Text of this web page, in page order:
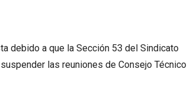
debido a que la Sección 53 del Sindicato
las reuniones de Consejo Técnico